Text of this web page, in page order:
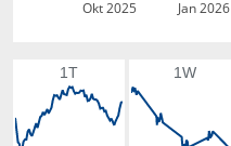
Okt 2025 Jan 2026
1T 1W